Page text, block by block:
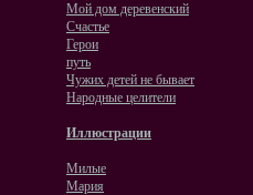
Мой дом деревенский
Счастье
Герои
путь
Чужих детей не бывает
Народные целители
Иллюстрации
Милые
Мария